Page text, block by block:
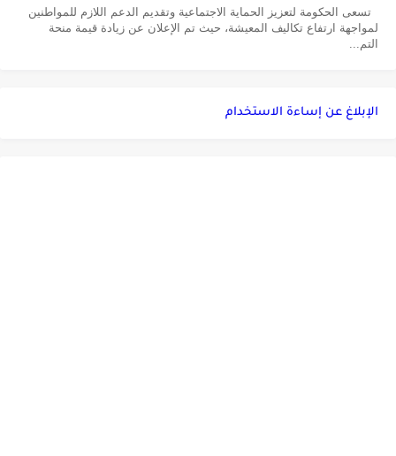
تسعى الحكومة لتعزيز الحماية الاجتماعية وتقديم الدعم اللازم للمواطنين
لمواجهة ارتفاع تكاليف المعيشة، حيث تم الإعلان عن زيادة قيمة منحة
التم...
الإبلاغ عن إساءة الاستخدام